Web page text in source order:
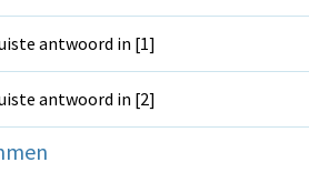
antwoord in [1]
antwoord in [2]